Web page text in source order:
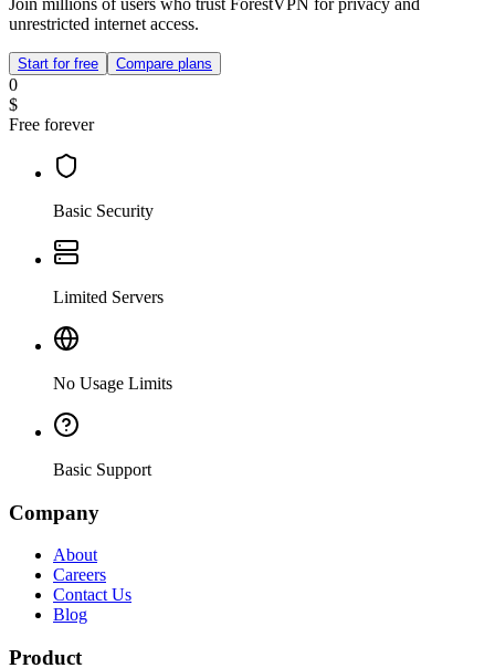
Join millions of users who trust ForestVPN for privacy and
unrestricted internet access.
Start for free Compare plans
0
$
Free forever
Basic Security
Limited Servers
No Usage Limits
Basic Support
Company
About
Careers
Contact Us
Blog
Product